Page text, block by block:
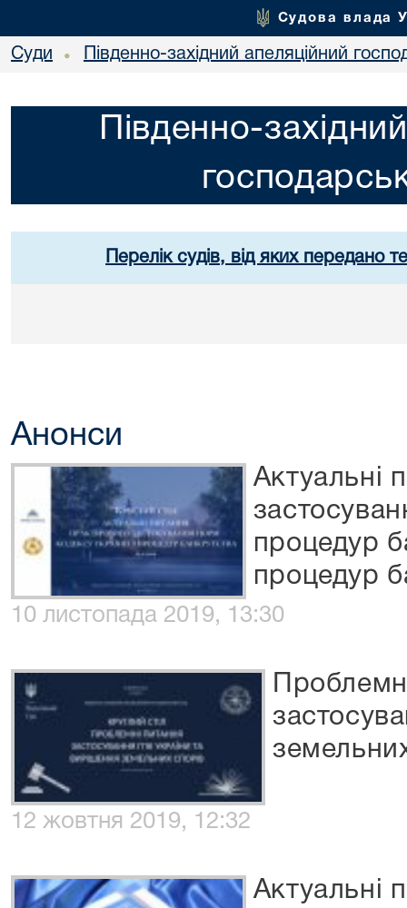
Судова влада
Суди • Південно-західний апеляційний
Південно-
Перелік судів, від яких передано
Анонси
Актуальні
процедур
процедур
10 листопада 2019, 13:30
12 жовтня 2019, 12:32
Актуальні